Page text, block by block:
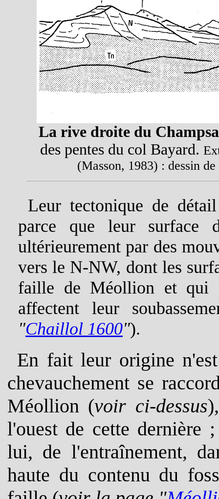
La rive droite du
des pentes du col Bayard.
(Masson, 1983) : dessin
Leur tectonique de
parce que leur surface
ultérieurement par des
vers le N-NW, dont les
faille de Méollion et qui
affectent leur
"Chaillol 1600").
En fait leur origine
chevauchement se
Méollion (voir ci-dessus
l'ouest de cette dernière
lui, de l'entraînement,
haute du contenu du